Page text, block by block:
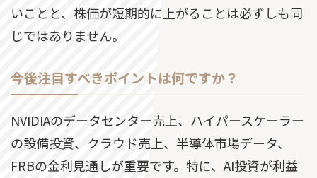
いことと、株価が短期的に上がることは必ずしも同
じではありません。
今後注目すべきポイントは何ですか？
NVIDIAのデータセンター売上、ハイパースケーラー
の設備投資、クラウド売上、半導体市場データ、
FRBの金利見通しが重要です。特に、AI投資が利益